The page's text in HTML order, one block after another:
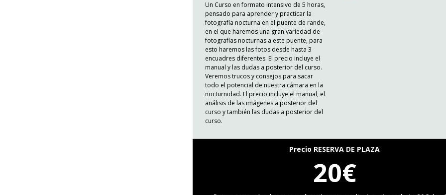
Un Curso en formato intensivo de 5 horas,
pensado para aprender y practicar la
fotografía nocturna en el puente de rande,
en el que haremos una gran variedad de
fotografías nocturnas a este puente, para
esto haremos las fotos desde hasta 3
encuadres diferentes. El precio incluye el
manual y las dudas a posterior del curso.
Veremos trucos y consejos para sacar
todo el potencial de nuestra cámara en la
nocturnidad. El precio incluye el manual, el
análisis de las imágenes a posterior del
curso y también las dudas a posterior del
curso.
Precio RESERVA DE PLAZA
20€